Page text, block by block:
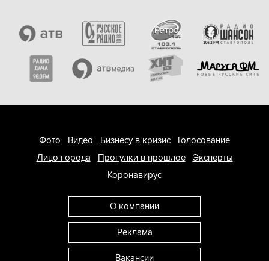
Фото Видео Бизнесу в кризис
Голосование
Лицо города
Прогулки в прошлое
Эксперты
Коронавирус
О компании
Реклама
Вакансии